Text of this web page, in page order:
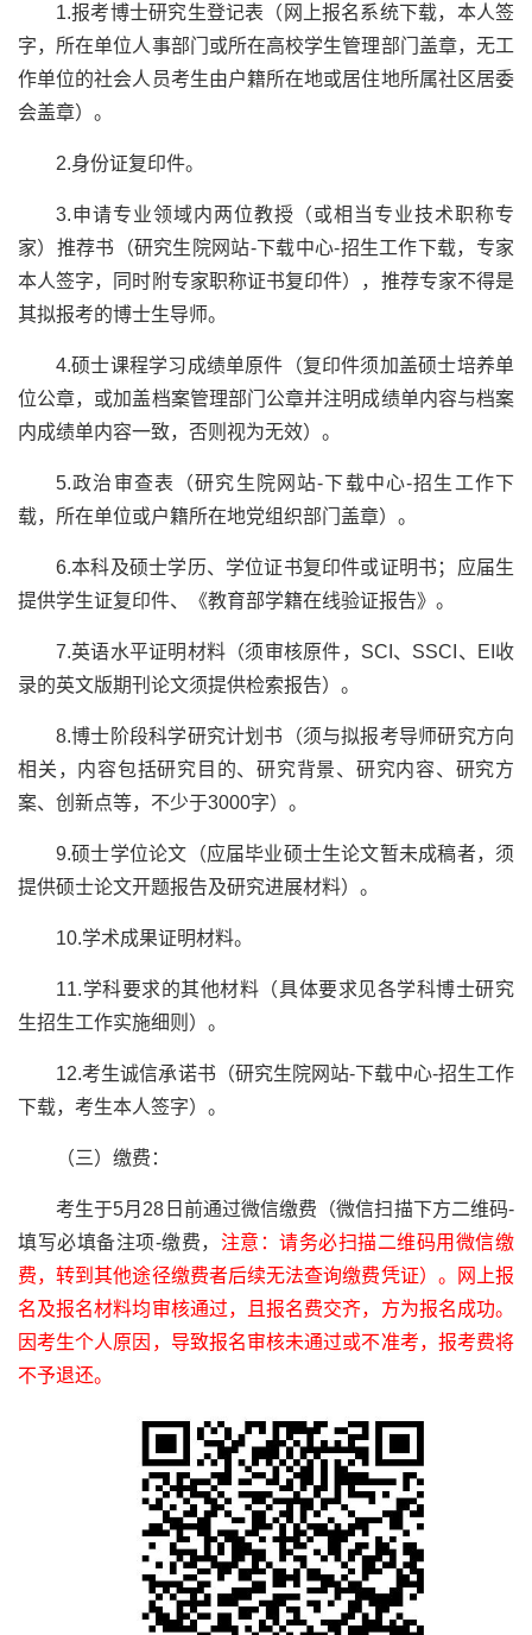
1.报考博士研究生登记表（网上报名系统下载，本人签
字，所在单位人事部门或所在高校学生管理部门盖章，无工
作单位的社会人员考生由户籍所在地或居住地所属社区居委
会盖章）。
2.身份证复印件。
3.申请专业领域内两位教授（或相当专业技术职称专
家）推荐书（研究生院网站-下载中心-招生工作下载，专家
本人签字，同时附专家职称证书复印件），推荐专家不得是
其拟报考的博士生导师。
4.硕士课程学习成绩单原件（复印件须加盖硕士培养单
位公章，或加盖档案管理部门公章并注明成绩单内容与档案
内成绩单内容一致，否则视为无效）。
5.政治审查表（研究生院网站-下载中心-招生工作下
载，所在单位或户籍所在地党组织部门盖章）。
6.本科及硕士学历、学位证书复印件或证明书；应届生
提供学生证复印件、《教育部学籍在线验证报告》。
7.英语水平证明材料（须审核原件， SCI 、 SSCI 、 EI 收
录的英文版期刊论文须提供检索报告）。
8.博士阶段科学研究计划书（须与拟报考导师研究方向
相关，内容包括研究目的、研究背景、研究内容、研究方
案、创新点等，不少于3000字）。
9.硕士学位论文（应届毕业硕士生论文暂未成稿者，须
提供硕士论文开题报告及研究进展材料）。
10.学术成果证明材料。
11.学科要求的其他材料（具体要求见各学科博士研究
生招生工作实施细则）。
12.考生诚信承诺书（研究生院网站-下载中心-招生工作
下载， 考生本人签字）。
（三）缴费：
考生于5月 28 日前通过微信缴费（微信扫描下方二维码-
填写必填备注项-缴费， 注意：请务必扫描二维码用微信缴
费，转到其他途径缴费者后续无法查询缴费凭证）。网上报
名及报名材料均审核通过，且报名费交齐，方为报名成功。
因考生个人原因，导致报名审核未通过或不准考，报考费将
不予退还。